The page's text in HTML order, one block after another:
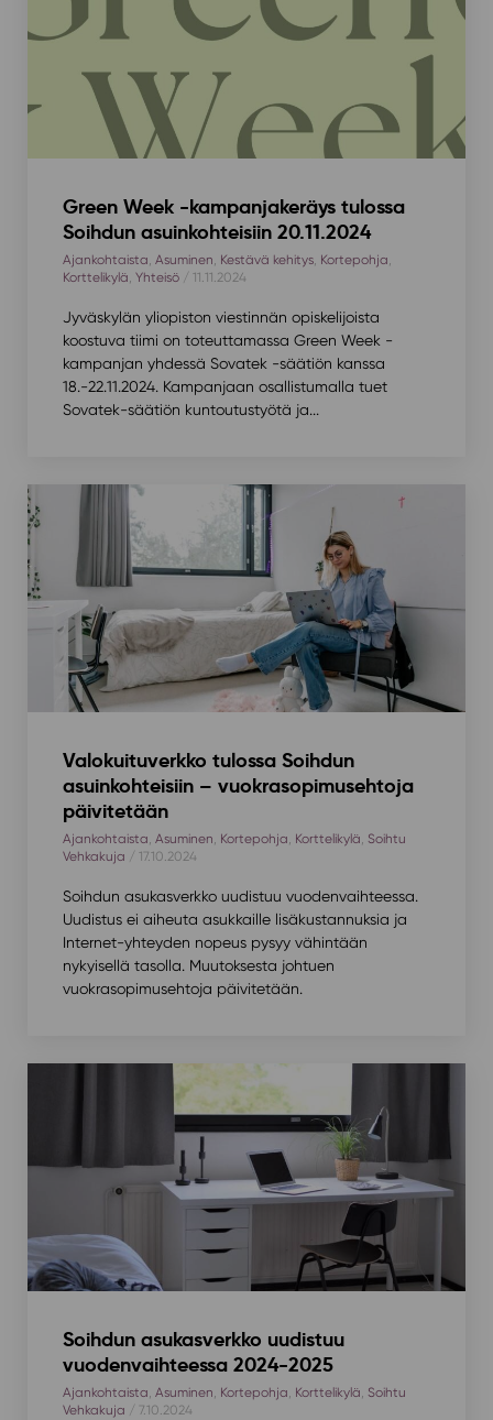
Green Week -kampanjakeräys tulossa
Soihdun asuinkohteisiin 20.11.2024
Ajankohtaista, Asuminen, Kestävä kehitys, Kortepohja,
Korttelikylä, Yhteisö/ 11.11.2024
Jyväskylän yliopiston viestinnän opiskelijoista
koostuva tiimi on toteuttamassa Green Week -
kampanjan yhdessä Sovatek -säätiön kanssa
18.-22.11.2024. Kampanjaan osallistumalla tuet
Sovatek-säätiön kuntoutustyötä ja...
Valokuituverkko tulossa Soihdun
asuinkohteisiin – vuokrasopimusehtoja
päivitetään
Ajankohtaista, Asuminen, Kortepohja, Korttelikylä, Soihtu
Vehkakuja / 17.10.2024
Soihdun asukasverkko uudistuu vuodenvaihteessa.
Uudistus ei aiheuta asukkaille lisäkustannuksia ja
Internet-yhteyden nopeus pysyy vähintään
nykyisellä tasolla. Muutoksesta johtuen
vuokrasopimusehtoja päivitetään.
Soihdun asukasverkko uudistuu
vuodenvaihteessa 2024-2025
Ajankohtaista, Asuminen, Kortepohja, Korttelikylä, Soihtu
Vehkakuja / 7.10.2024